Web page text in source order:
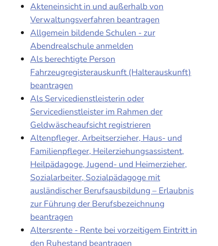
Akteneinsicht in und außerhalb von
Verwaltungsverfahren beantragen
Allgemein bildende Schulen - zur
Abendrealschule anmelden
Als berechtigte Person
Fahrzeugregisterauskunft (Halterauskunft)
beantragen
Als Servicedienstleisterin oder
Servicedienstleister im Rahmen der
Geldwäscheaufsicht registrieren
Altenpfleger, Arbeitserzieher, Haus- und
Familienpfleger, Heilerziehungsassistent,
Heilpädagoge, Jugend- und Heimerzieher,
Sozialarbeiter, Sozialpädagoge mit
ausländischer Berufsausbildung – Erlaubnis
zur Führung der Berufsbezeichnung
beantragen
Altersrente - Rente bei vorzeitigem Eintritt in
den Ruhestand beantragen